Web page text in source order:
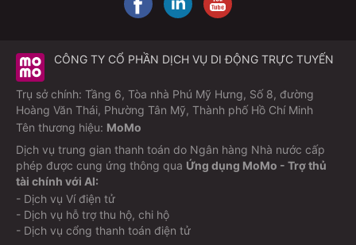
CÔNG TY CỔ PHẦN DỊCH VỤ DI ĐỘNG TRỰC TUYẾN
Trụ sở chính: Tầng 6, Tòa nhà Phú Mỹ Hưng, Số 8, đường
Hoàng Văn Thái, Phường Tân Mỹ, Thành phố Hồ Chí Minh
Tên thương hiệu: MoMo
Dịch vụ trung gian thanh toán do Ngân hàng Nhà nước cấp
phép được cung ứng thông qua Ứng dụng MoMo - Trợ thủ
tài chính với AI:
- Dịch vụ Ví điện tử
- Dịch vụ hỗ trợ thu hộ, chi hộ
- Dịch vụ cổng thanh toán điện tử